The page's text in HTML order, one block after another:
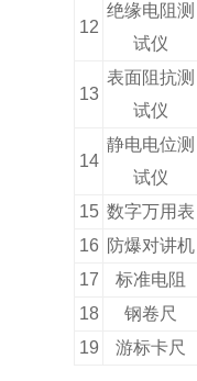
12
绝缘电阻测
试仪
13
表面阻抗测
试仪
14
静电电位测
试仪
15 数字万用表
16 防爆对讲机
17
标准电阻
18
钢卷尺
19
游标卡尺